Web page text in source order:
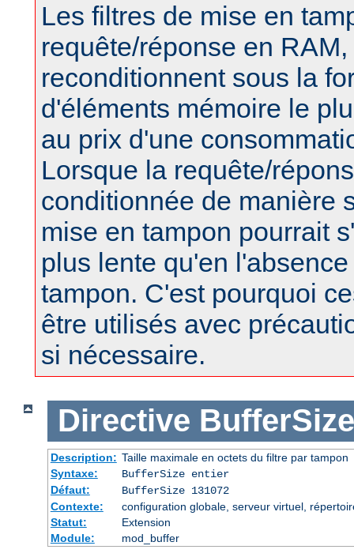
Les filtres de mise en
requête/réponse en
reconditionnent sous la
d'éléments mémoire le
au prix d'une
Lorsque la requête/
conditionnée de manière
mise en tampon pourrait
plus lente qu'en
tampon. C'est pourquoi
être utilisés avec
si nécessaire.
Directive BufferSize
Description: Taille maximale en octets du filtre par tampon
Syntaxe:
BufferSize entier
Défaut:
BufferSize 131072
Contexte:
configuration globale, serveur virtuel,
Statut:
Extension
Module:
mod_buffer